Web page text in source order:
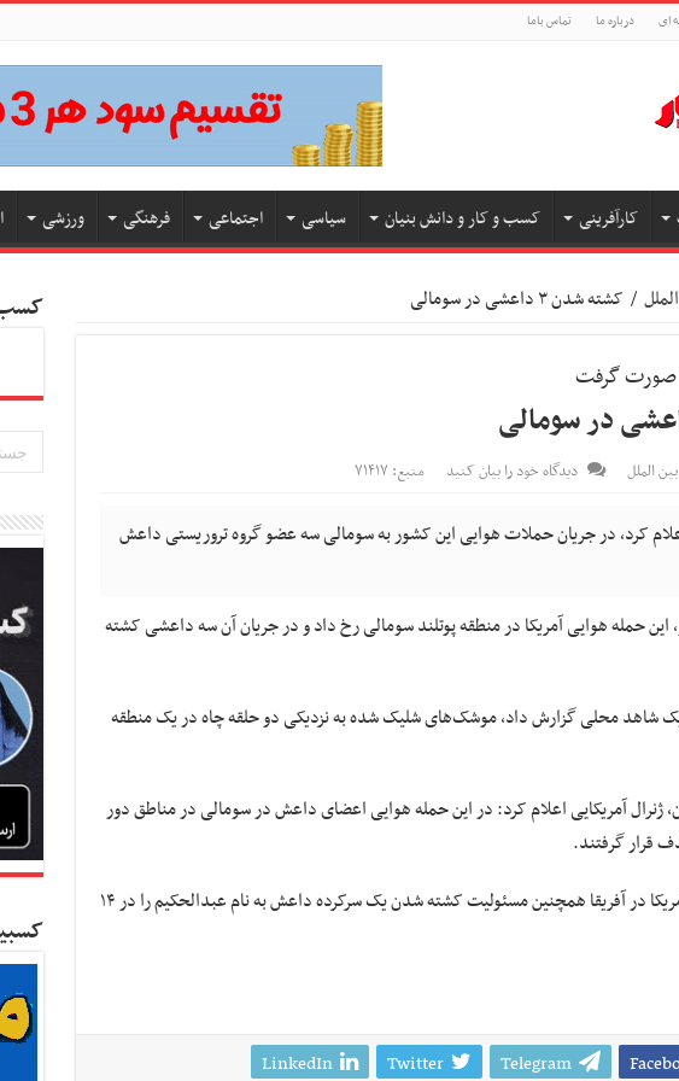
ای درباره ما تماس باما
کارآفرینی کسب و کار و دانش بنیان سیاسی اجتماعی فرهنگی ورزشی
/ کشته شدن ۳ داعشی در سومالی
صورت گرفت
بین الملل دیدگاه خود را بیان کنید منبع: ۷۱۴۱۷
کرد، در جریان حملات هوایی این کشور به سومالی سه عضو گروه تروریستی داعش
حمله هوایی آمریکا در منطقه پوتلند سومالی رخ داد و در جریان آن سه داعشی کشته
یک شاهد محلی گزارش داد، موشک‌های شلیک شده به نزدیکی دو حلقه چاه در یک منطقه
ژنرال آمریکایی اعلام کرد: در این حمله هوایی اعضای داعش در سومالی در مناطق دور
قرار گرفتند.
مرکز فرماندهی نیروهای آمریکا در آفریقا همچنین مسئولیت کشته شدن یک سرکرده داعش به نام عبدالحکیم را در ۱۴
Telegram
Twitter
LinkedIn
کسب